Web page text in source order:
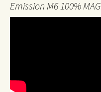
Emission M6 100%